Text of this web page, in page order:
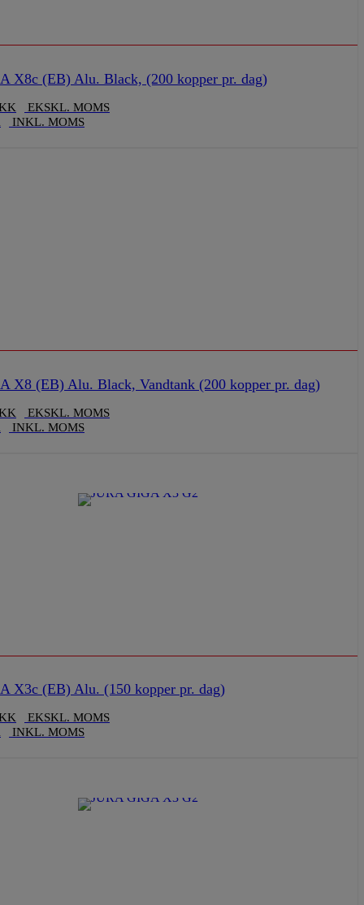
X8c (EB) Alu. Black, (200 kopper pr. dag)
EKSKL. MOMS
INKL. MOMS
X8 (EB) Alu. Black, Vandtank (200 kopper pr. dag)
EKSKL. MOMS
INKL. MOMS
X3c (EB) Alu. (150 kopper pr. dag)
EKSKL. MOMS
INKL. MOMS